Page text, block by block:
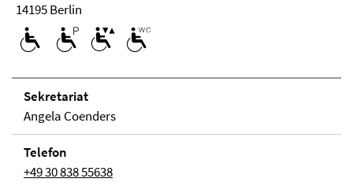
14195 Berlin
Se­kre­ta­ri­at
Angela Coenders
Telefon
+49 30 838 55638